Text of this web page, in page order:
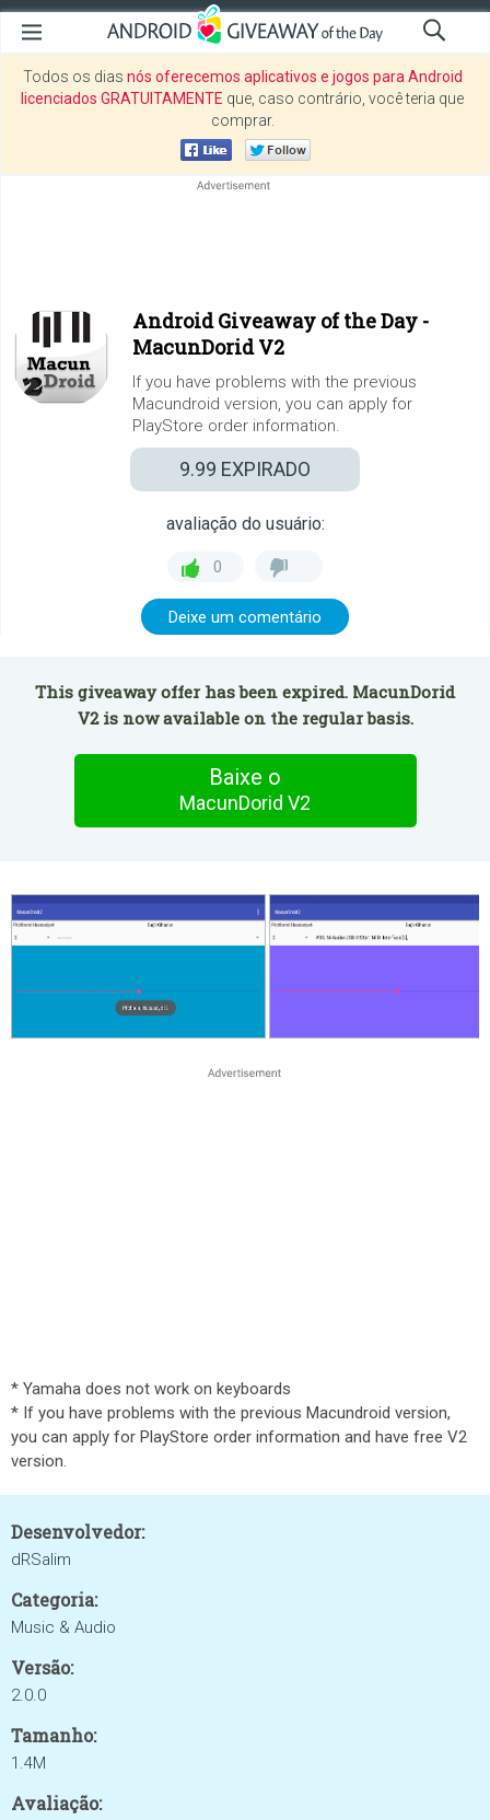
Todos os dias nós oferecemos aplicativos e jogos para Android
licenciados GRATUITAMENTE que, caso contrário, você teria que
comprar.
Android Giveaway of the Day -
MacunDorid V2
If you have problems with the previous
Macundroid version, you can apply for
PlayStore order information.
9.99 EXPIRADO
avaliação do usuário:
0
Deixe um comentário
This giveaway offer has been expired. MacunDorid
V2 is now available on the regular basis.
Baixe o
MacunDorid V2
* Yamaha does not work on keyboards
* If you have problems with the previous Macundroid version,
you can apply for PlayStore order information and have free V2
version.
Desenvolvedor:
dRSalim
Categoria:
Music & Audio
Versão:
2.0.0
Tamanho:
1.4M
Avaliação: